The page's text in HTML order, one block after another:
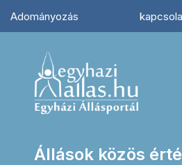
Adományozás
Állások közös